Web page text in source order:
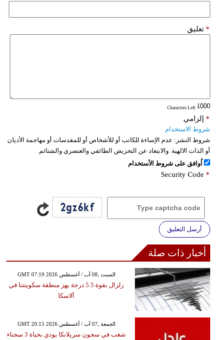
تعليق *
: Characters Left
إلزامي *
شروط الاستخدام
شروط النشر: عدم الإساءة للكاتب أو للأشخاص أو للمقدسات أو مهاجمة الأديان
أو الذات الالهية. والابتعاد عن التحريض الطائفي والعنصري والشتائم.
اُوافق على شروط الأستخدام
Security Code *
أرسل التعليق
أخبار ذات صلة
GMT 07:19 2026 السبت ,08 آب / أغسطس
زلزال بقوة 5.5 درجة يهز منطقة سكوينتنا في
ألاسكا
GMT 20:15 2026 الجمعة ,07 آب / أغسطس
شغب في سجون سريلانكا يودي بحياة 3 سجناء